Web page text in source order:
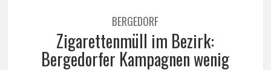
BERGEDORF
Zigarettenmüll im Bezirk:
Bergedorfer Kampagnen wenig